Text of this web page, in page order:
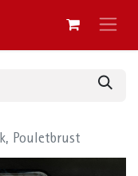
Pouletbrust